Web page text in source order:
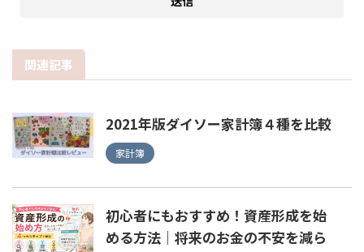
関連記事
2021年版ダイソー家計簿４種を比較
家計簿
初心者にもおすすめ！資産形成を始
める方法｜将来のお金の不安を減ら